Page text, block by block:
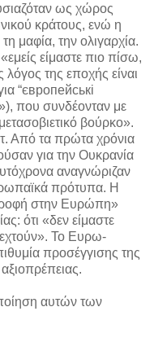
ως χώρος
κράτους, ενώ η
μαφία, την ολιγαρχία.
είμαστε πιο πίσω,
λόγος της εποχής είναι
“європейські
που συνδέονταν με
βούρκο».
Από τα πρώτα χρόνια
για την Ουκρανία
αναγνώριζαν
πρότυπα. Η
στην Ευρώπη»
ότι «δεν είμαστε
Το Ευρω-
προσέγγισης της
αυτών των